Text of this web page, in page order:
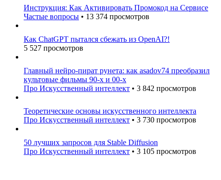
Инструкция: Как Активировать Промокод на Сервисе
Частые вопросы • 13 374 просмотров
Как ChatGPT пытался сбежать из OpenAI?!
5 527 просмотров
Главный нейро-пират рунета: как asadov74 преобразил
культовые фильмы 90-х и 00-х
Про Искусственный интеллект • 3 842 просмотров
Теоретические основы искусственного интеллекта
Про Искусственный интеллект • 3 730 просмотров
50 лучших запросов для Stable Diffusion
Про Искусственный интеллект • 3 105 просмотров